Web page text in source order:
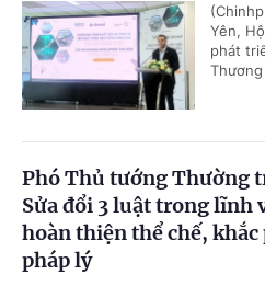
Yên,
phát
Phó Thủ tướng Thường
Sửa đổi 3 luật trong lĩnh
hoàn thiện thể chế,
pháp lý